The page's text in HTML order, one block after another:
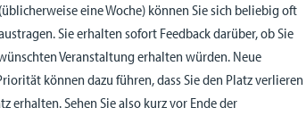
eine Woche) können Sie sich beliebig oft
Sie erhalten sofort Feedback darüber, ob Sie
Veranstaltung erhalten würden. Neue
können dazu führen, dass Sie den Platz verlieren
erhalten. Sehen Sie also kurz vor Ende der